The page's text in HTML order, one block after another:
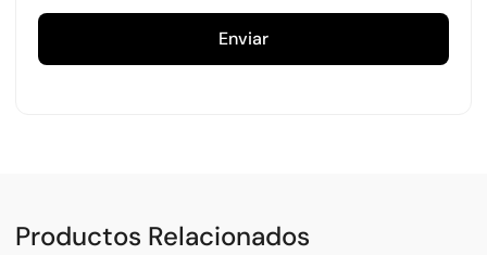
Productos Relacionados